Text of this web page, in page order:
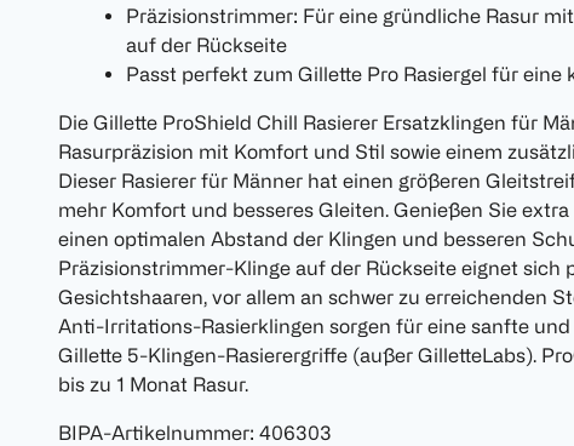
Präzisionstrimmer: Für eine gründliche Rasur
auf der Rückseite
Passt perfekt zum Gillette Pro Rasiergel für eine
Die Gillette ProShield Chill Rasierer Ersatzklingen für
Rasurpräzision mit Komfort und Stil sowie einem
Dieser Rasierer für Männer hat einen größeren
mehr Komfort und besseres Gleiten. Genießen Sie
einen optimalen Abstand der Klingen und besseren
Präzisionstrimmer-Klinge auf der Rückseite eignet sich
Gesichtshaaren, vor allem an schwer zu erreichenden
Anti-Irritations-Rasierklingen sorgen für eine sanfte
Gillette 5-Klingen-Rasierergriffe (außer GilletteLabs).
bis zu 1 Monat Rasur.
BIPA-Artikelnummer: 406303